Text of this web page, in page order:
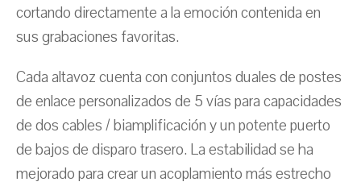
cortando directamente a la emoción contenida en
sus grabaciones favoritas.
Cada altavoz cuenta con conjuntos duales de postes
de enlace personalizados de 5 vías para capacidades
de dos cables / biamplificación y un potente puerto
de bajos de disparo trasero. La estabilidad se ha
mejorado para crear un acoplamiento más estrecho